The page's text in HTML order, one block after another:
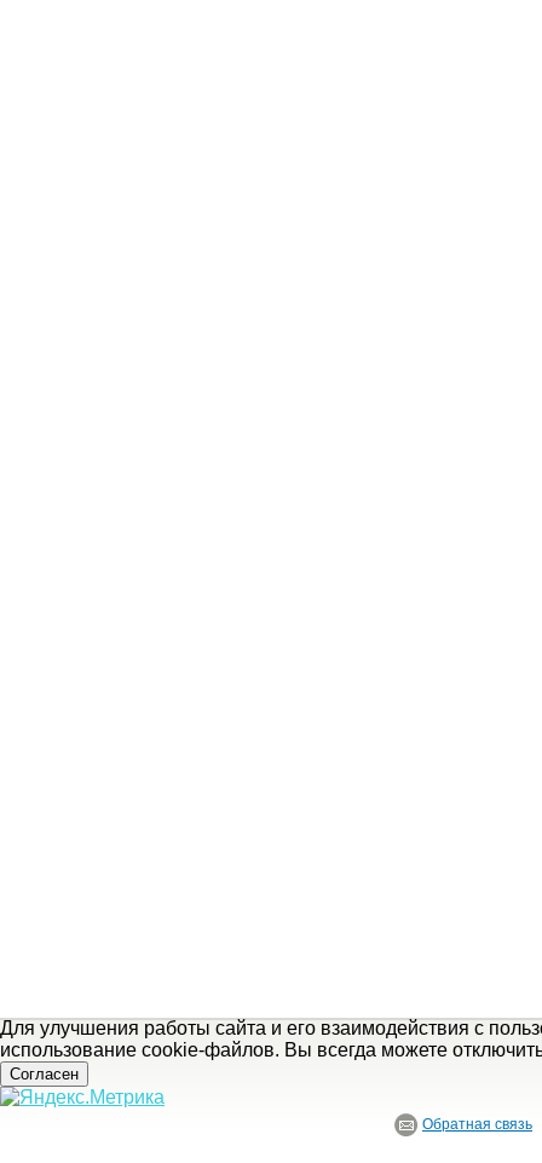
Для улучшения работы сайта и его взаимодействия с
использование cookie-файлов. Вы всегда можете
Согласен
Обратная связь